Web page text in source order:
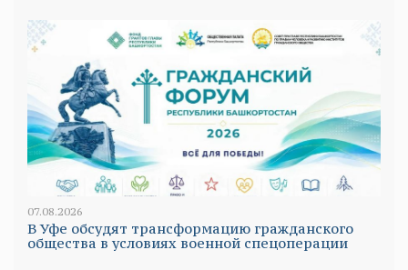
07.08.2026
В Уфе обсудят трансформацию гражданского
общества в условиях военной спецоперации